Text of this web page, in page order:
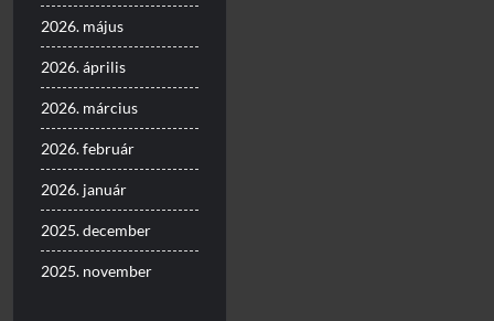
2026. május
2026. április
2026. március
2026. február
2026. január
2025. december
2025. november